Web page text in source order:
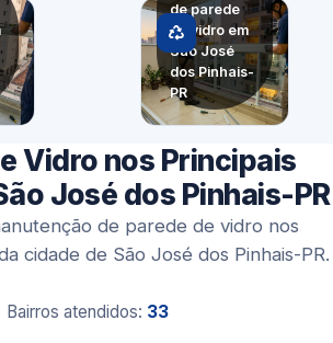
de parede
de vidro em
São José
dos Pinhais-
PR
Vidro nos Principais
José dos Pinhais-PR
de parede de vidro nos
cidade de São José dos Pinhais-PR.
Bairros atendidos: 33